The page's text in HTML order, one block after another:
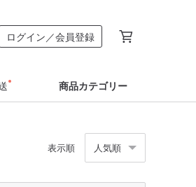
ログイン／会員登録
商品カテゴリー
表示順 人気順